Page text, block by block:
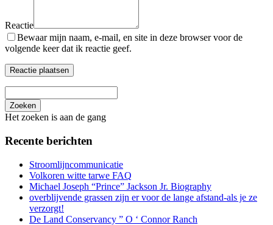
Reactie
Bewaar mijn naam, e-mail, en site in deze browser voor de
volgende keer dat ik reactie geef.
Zoeken
Het zoeken is aan de gang
Recente berichten
Stroomlijncommunicatie
Volkoren witte tarwe FAQ
Michael Joseph “Prince” Jackson Jr. Biography
overblijvende grassen zijn er voor de lange afstand-als je ze
verzorgt!
De Land Conservancy ” O ‘ Connor Ranch